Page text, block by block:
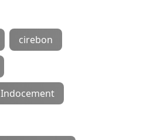
cirebon
Indocement